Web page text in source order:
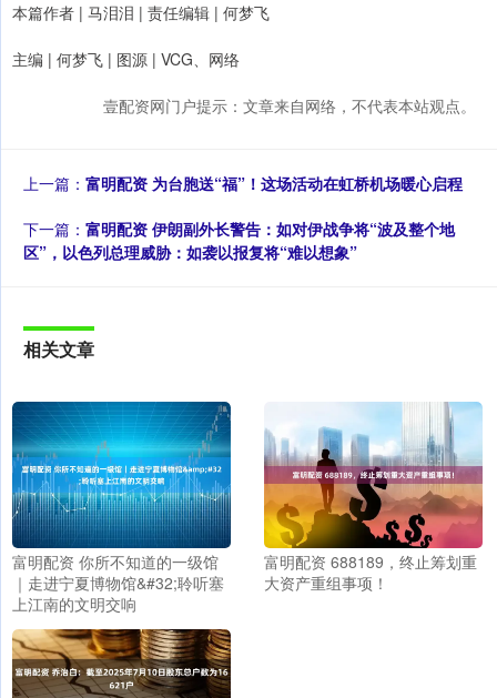
本篇作者 | 马泪泪 | 责任编辑 | 何梦飞
主编 | 何梦飞 | 图源 | VCG、网络
壹配资网门户提示：文章来自网络，不代表本站观点。
上一篇： 富明配资 为台胞送“福”！这场活动在虹桥机场暖心启程
下一篇： 富明配资 伊朗副外长警告：如对伊战争将“波及整个地
区”，以色列总理威胁：如袭以报复将“难以想象”
相关文章
富明配资 你所不知道的一级馆
｜走进宁夏博物馆&#32;聆听塞
上江南的文明交响
富明配资 688189，终止筹划重
大资产重组事项！